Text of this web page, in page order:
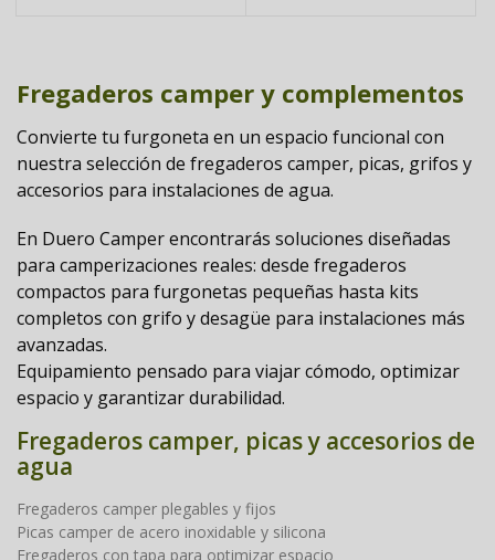
Fregaderos camper y complementos
Convierte tu furgoneta en un espacio funcional con
nuestra selección de fregaderos camper, picas, grifos y
accesorios para instalaciones de agua.
En Duero Camper encontrarás soluciones diseñadas
para camperizaciones reales: desde fregaderos
compactos para furgonetas pequeñas hasta kits
completos con grifo y desagüe para instalaciones más
avanzadas.
Equipamiento pensado para viajar cómodo, optimizar
espacio y garantizar durabilidad.
Fregaderos camper, picas y accesorios de
agua
Fregaderos camper plegables y fijos
Picas camper de acero inoxidable y silicona
Fregaderos con tapa para optimizar espacio